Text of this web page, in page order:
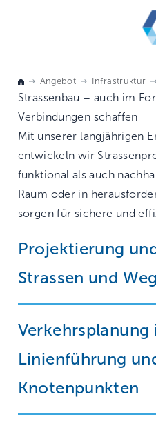
Angebot Infrastruktur
Strassenbau – auch im
Verbindungen schaffen
Mit unserer langjährigen
entwickeln wir
funktional als auch
Raum oder in
sorgen für sichere und
Projektierung
Strassen und
Verkehrsplanung
Linienführung
Knotenpunkten